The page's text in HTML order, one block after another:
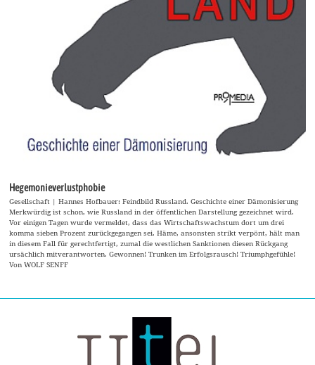
Hegemonieverlustphobie
Gesellschaft | Hannes Hofbauer: Feindbild Russland. Geschichte einer Dämonisierung
Merkwürdig ist schon, wie Russland in der öffentlichen Darstellung gezeichnet wird.
Vor einigen Tagen wurde vermeldet, dass das Wirtschaftswachstum dort um drei
komma sieben Prozent zurückgegangen sei. Häme, ansonsten strikt verpönt, hält man
in diesem Fall für gerechtfertigt, zumal die westlichen Sanktionen diesen Rückgang
ursächlich mitverantworten. Gewonnen! Trunken im Erfolgsrausch! Triumphgefühle!
Von WOLF SENFF